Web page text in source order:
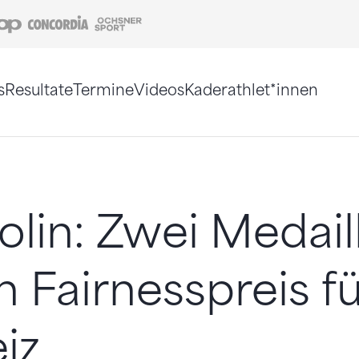
Coop Concordia
ResultateTermineVideosKaderathlet*innen
Zwei
Fairnesspreis